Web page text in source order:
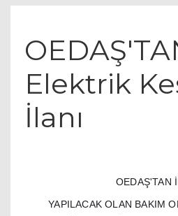
Elektrik
İlanı
OEDAŞ'TAN
YAPILACAK OLAN BAKIM